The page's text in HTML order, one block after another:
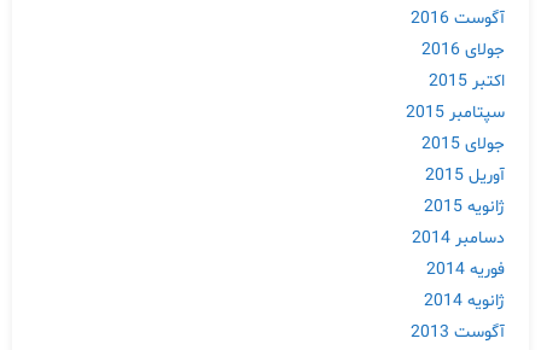
آگوست 2016
جولای 2016
اکتبر 2015
سپتامبر 2015
جولای 2015
آوریل 2015
ژانویه 2015
دسامبر 2014
فوریه 2014
ژانویه 2014
آگوست 2013